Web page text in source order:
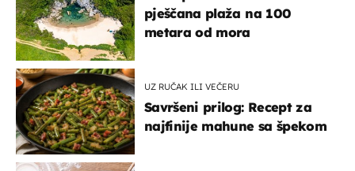
pješčana plaža na 100
metara od mora
UZ RUČAK ILI VEČERU
Savršeni prilog: Recept za
najfinije mahune sa špekom